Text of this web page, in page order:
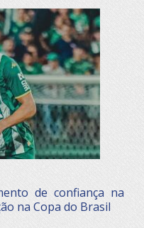
de confiança na
na Copa do Brasil